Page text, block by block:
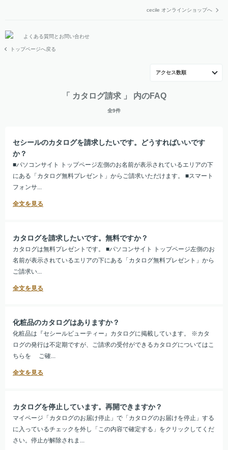
cecile オンラインショップへ
よくある質問とお問い合わせ
トップページへ戻る
アクセス数順
「 カタログ請求 」 内のFAQ
全9件
セシールのカタログを請求したいです。どうすればいいです
か？
■パソコンサイト トップページ左側のお名前が表示されているエリアの下
にある「カタログ無料プレゼント」からご請求いただけます。 ■スマート
フォンサ...
カタログを請求したいです。無料ですか？
カタログは無料プレゼントです。 ■パソコンサイト トップページ左側のお
名前が表示されているエリアの下にある「カタログ無料プレゼント」から
ご請求い...
化粧品のカタログはありますか？
化粧品は『セシールビューティー』カタログに掲載しています。 ※カタ
ログの発行は不定期ですが、ご請求の受付ができるカタログについてはこ
ちらを ご確...
カタログを停止しています。再開できますか？
マイページ「カタログのお届け停止」で「カタログのお届けを停止」する
に入っているチェックを外し「この内容で確定する」をクリックしてくだ
さい。停止が解除されま...